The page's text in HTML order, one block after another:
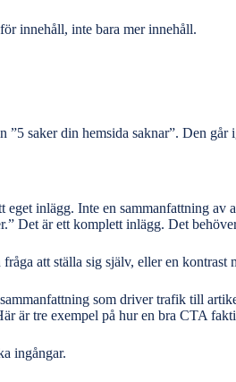
innehåll, inte bara mer innehåll.
”5 saker din hemsida saknar”. Den
eget inlägg. Inte en sammanfattning av
Det är ett komplett inlägg. Det
att ställa sig själv, eller en
som driver trafik till
är tre exempel på hur en bra CTA
ingångar.